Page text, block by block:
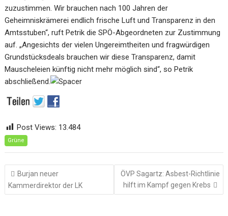
zuzustimmen. Wir brauchen nach 100 Jahren der
Geheimniskrämerei endlich frische Luft und Transparenz in den
Amtsstuben“, ruft Petrik die SPÖ-Abgeordneten zur Zustimmung
auf. „Angesichts der vielen Ungereimtheiten und fragwürdigen
Grundstücksdeals brauchen wir diese Transparenz, damit
Mauscheleien künftig nicht mehr möglich sind“, so Petrik
abschließend.
Post Views: 13.484
Grüne
Beitragsnavigation
Burjan neuer
Kammerdirektor der LK
ÖVP Sagartz: Asbest-Richtlinie
hilft im Kampf gegen Krebs